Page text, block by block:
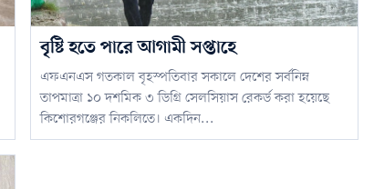
বৃষ্টি হতে পারে আগামী সপ্তাহে
এফএনএস গতকাল বৃহস্পতিবার সকালে দেশের সর্বনিম্ন
তাপমাত্রা ১০ দশমিক ৩ ডিগ্রি সেলসিয়াস রেকর্ড করা হয়েছে
কিশোরগঞ্জের নিকলিতে। একদিন...